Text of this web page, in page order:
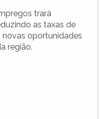
trará
as taxas de
oportunidades
região.